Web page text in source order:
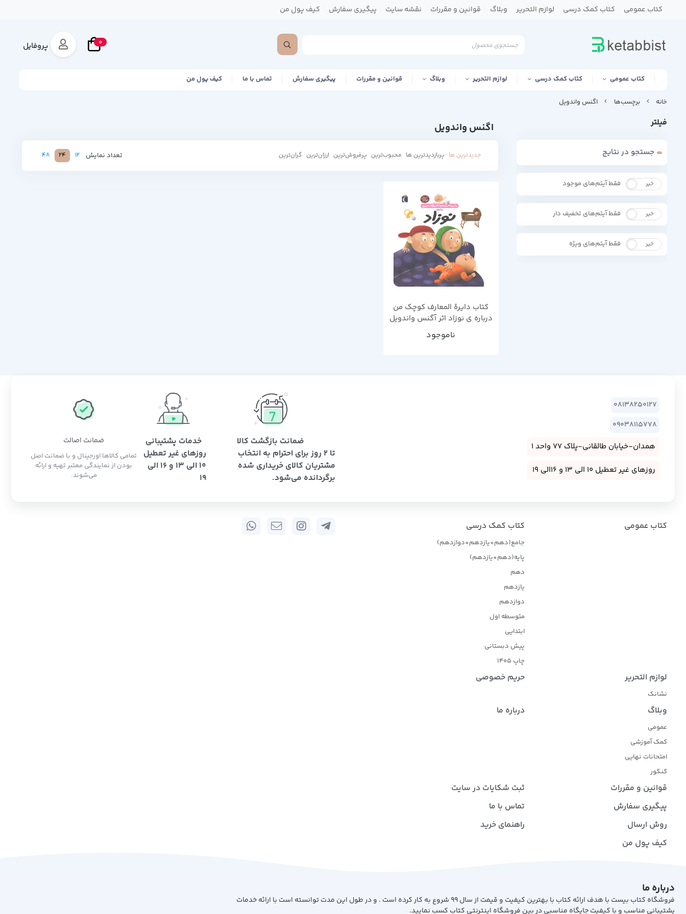
کتاب عمومی کتاب کمک درسی لوازم التحریر وبلاگ قوانین و مقررات نقشه سایت پیگیری سفارش کیف پول من
0 پروفایل
کتاب عمومی کتاب کمک درسی لوازم التحریر وبلاگ قوانین و مقررات پیگیری سفارش تماس با ما کیف پول من
خانه برچسب‌ها اگنس واندویل
فیلتر
جستجو در نتایج
بله خیر فقط آیتم‌های موجود
بله خیر فقط آیتم‌های تخفیف دار
بله خیر فقط آیتم‌های ویژه
اگنس واندویل
جدیدترین ها پربازدیدترین ها محبوب‌‌ترین پرفروش‌ترین ارزان‌ترین گران‌ترین تعداد نمایش 12
24
48
کتاب دایرة المعارف کوچک من
درباره ی نوزاد اثر آگنس واندویل
ناموجود
08138250127
09038115778
همدان-خیابان طالقانی-پلاک 77 واحد 1
روزهای غیر تعطیل 10 الی 13 و 16الی 19
ضمانت بازگشت کالا
تا 2 روز برای احترام به انتخاب
مشتریان کالای خریداری شده
برگردانده می‌شود.
خدمات پشتیبانی
روزهای غیر تعطیل
10 الی 13 و 16 الی
19
ضمانت اصالت
تمامی کالاها اورجینال و با ضمانت اصل
بودن از نمایندگی معتبر تهیه و ارائه
می‌شوند.
کتاب عمومی کتاب کمک درسی
جامع(دهم+یازدهم+دوازدهم)
پایه(دهم+یازدهم)
دهم
یازدهم
دوازدهم
متوسطه اول
ابتدایی
پیش دبستانی
چاپ 1405
لوازم التحریر
نشانک
حریم خصوصی
وبلاگ
عمومی
کمک آموزشی
امتحانات نهایی
کنکور
درباره ما
قوانین و مقررات
ثبت شکایات در سایت
پیگیری سفارش
تماس با ما
روش ارسال
راهنمای خرید
کیف پول من
درباره ما
فروشگاه کتاب بیست با هدف ارائه کتاب با بهترین کیفیت و قیمت از سال 99 شروع به کار کرده است . و در طول این مدت توانسته است با ارائه خدمات
پشتیبانی مناسب و با کیفیت جایگاه مناسبی در بین فروشگاه اینترنتی کتاب کسب نمایید.